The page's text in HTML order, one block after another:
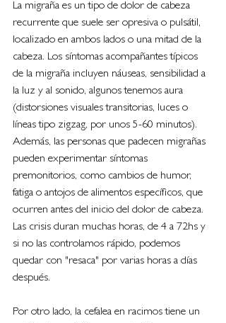
La migraña es un tipo de dolor de cabeza
recurrente que suele ser opresiva o pulsátil,
localizado en ambos lados o una mitad de la
cabeza. Los síntomas acompañantes típicos
de la migraña incluyen náuseas, sensibilidad a
la luz y al sonido, algunos tenemos aura
(distorsiones visuales transitorias, luces o
líneas tipo zigzag, por unos 5-60 minutos).
Además, las personas que padecen migrañas
pueden experimentar síntomas
premonitorios, como cambios de humor,
fatiga o antojos de alimentos específicos, que
ocurren antes del inicio del dolor de cabeza.
Las crisis duran muchas horas, de 4 a 72hs y
si no las controlamos rápido, podemos
quedar con "resaca" por varias horas a días
después.
Por otro lado, la cefalea en racimos tiene un